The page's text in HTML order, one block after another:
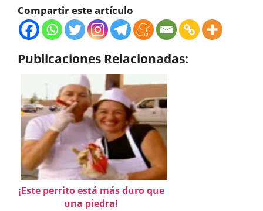
Compartir este artículo
Publicaciones Relacionadas:
¡Este perrito está más duro que
una piedra!